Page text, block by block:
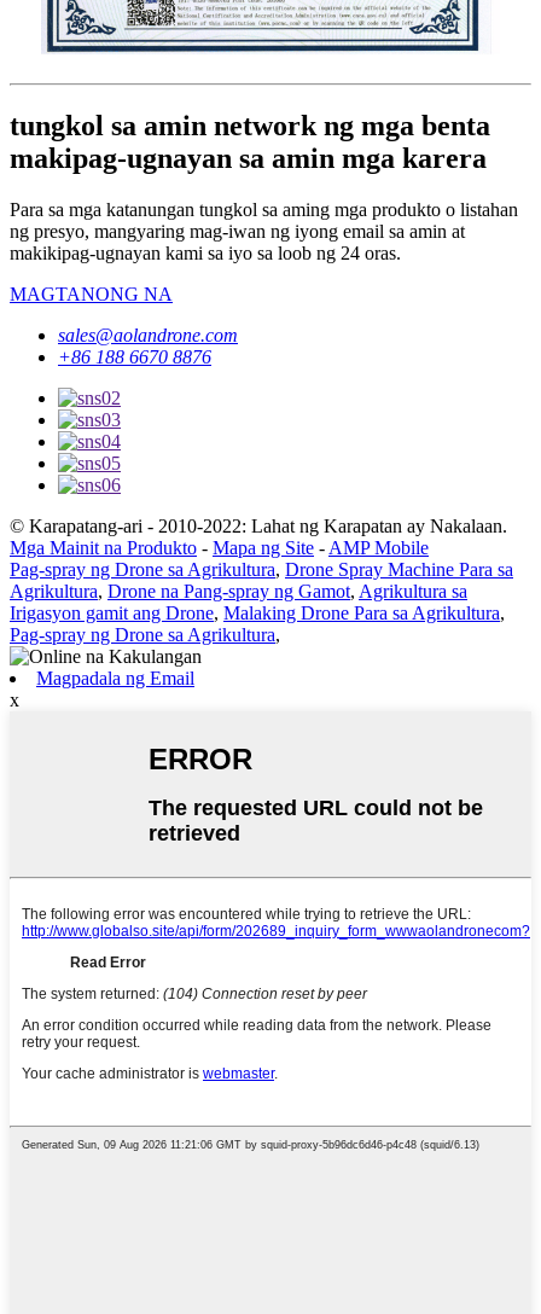
tungkol sa amin network ng mga benta
makipag-ugnayan sa amin mga karera
Para sa mga katanungan tungkol sa aming mga produkto o listahan
ng presyo, mangyaring mag-iwan ng iyong email sa amin at
makikipag-ugnayan kami sa iyo sa loob ng 24 oras.
MAGTANONG NA
sales@aolandrone.com
+86 188 6670 8876
© Karapatang-ari - 2010-2022: Lahat ng Karapatan ay Nakalaan.
Mga Mainit na Produkto - Mapa ng Site - AMP Mobile
Pag-spray ng Drone sa Agrikultura, Drone Spray Machine Para sa
Agrikultura, Drone na Pang-spray ng Gamot, Agrikultura sa
Irigasyon gamit ang Drone, Malaking Drone Para sa Agrikultura,
Pag-spray ng Drone sa Agrikultura,
Magpadala ng Email
x